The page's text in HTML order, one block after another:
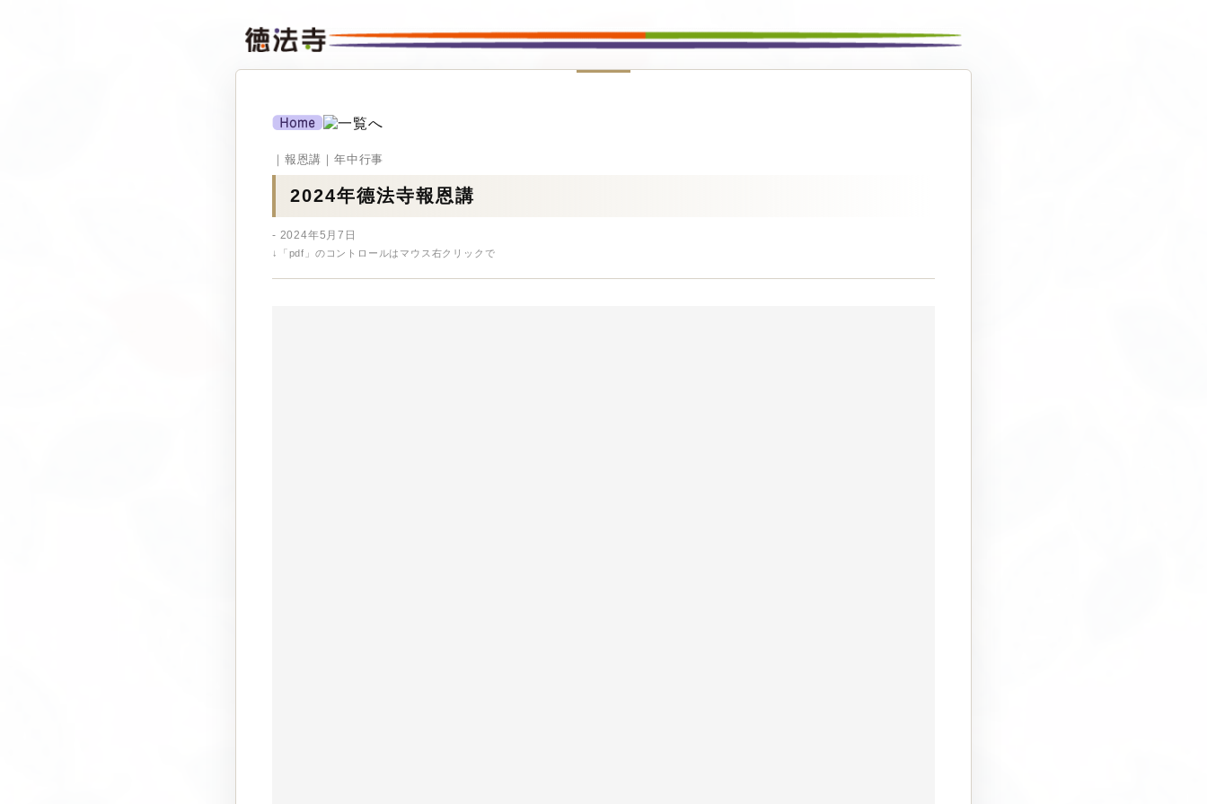
｜報恩講｜年中行事
2024年德法寺報恩講
- 2024年5月7日
↓「pdf」のコントロールはマウス右クリックで